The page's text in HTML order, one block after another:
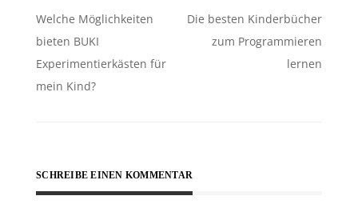
Beitragsnavigation
Welche Möglichkeiten
bieten BUKI
Experimentierkästen für
mein Kind?
Die besten Kinderbücher
zum Programmieren
lernen
SCHREIBE EINEN KOMMENTAR